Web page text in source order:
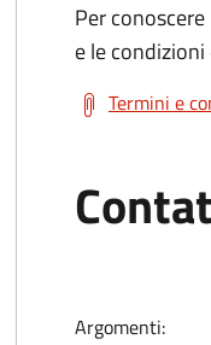
Per
e le
Termini e
Argomenti: